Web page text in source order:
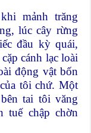
mảnh trăng
lúc cây rừng
đầu kỳ quái,
cánh lạc loài
động vật bốn
tôi chứ. Một
tai tôi văng
tuế chập chờn